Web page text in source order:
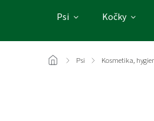
Psi Kočky
/ Psi / Kosmetika,